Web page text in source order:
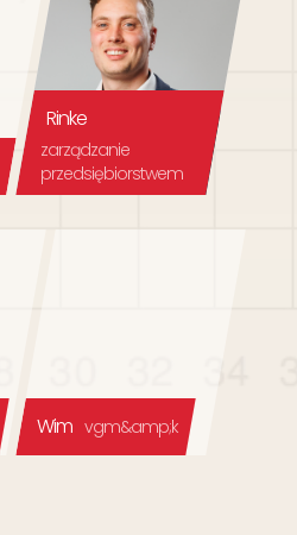
Rinke
zarządzanie
przedsiębiorstwem
Wim vgm&amp;k